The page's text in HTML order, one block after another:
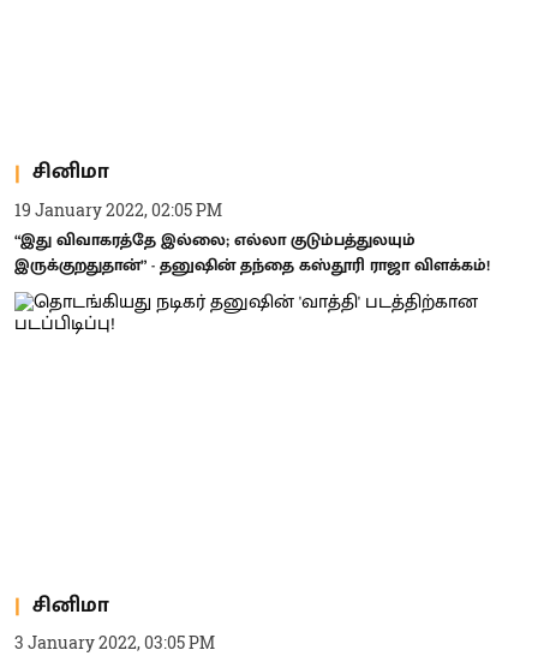
சினிமா
19 January 2022, 02:05 PM
“இது விவாகரத்தே இல்லை; எல்லா குடும்பத்துலயும்
இருக்குறதுதான்” - தனுஷின் தந்தை கஸ்தூரி ராஜா விளக்கம்!
சினிமா
3 January 2022, 03:05 PM